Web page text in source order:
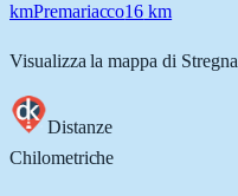
kmPremariacco16 km
Visualizza la mappa di Stregna
Distanze
Chilometriche